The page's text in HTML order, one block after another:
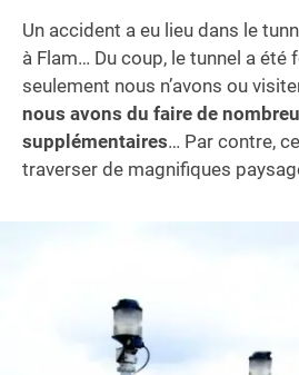
Un accident a eu lieu dans le
à Flam… Du coup, le tunnel a été
seulement nous n’avons ou
nous avons du faire de
supplémentaires… Par contre,
traverser de magnifiques